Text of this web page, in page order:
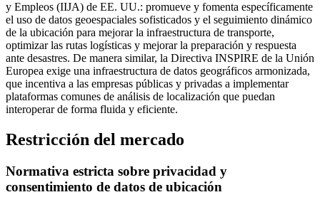
y Empleos (IIJA) de EE. UU.: promueve y fomenta específicamente
el uso de datos geoespaciales sofisticados y el seguimiento dinámico
de la ubicación para mejorar la infraestructura de transporte,
optimizar las rutas logísticas y mejorar la preparación y respuesta
ante desastres. De manera similar, la Directiva INSPIRE de la Unión
Europea exige una infraestructura de datos geográficos armonizada,
que incentiva a las empresas públicas y privadas a implementar
plataformas comunes de análisis de localización que puedan
interoperar de forma fluida y eficiente.
Restricción del mercado
Normativa estricta sobre privacidad y
consentimiento de datos de ubicación